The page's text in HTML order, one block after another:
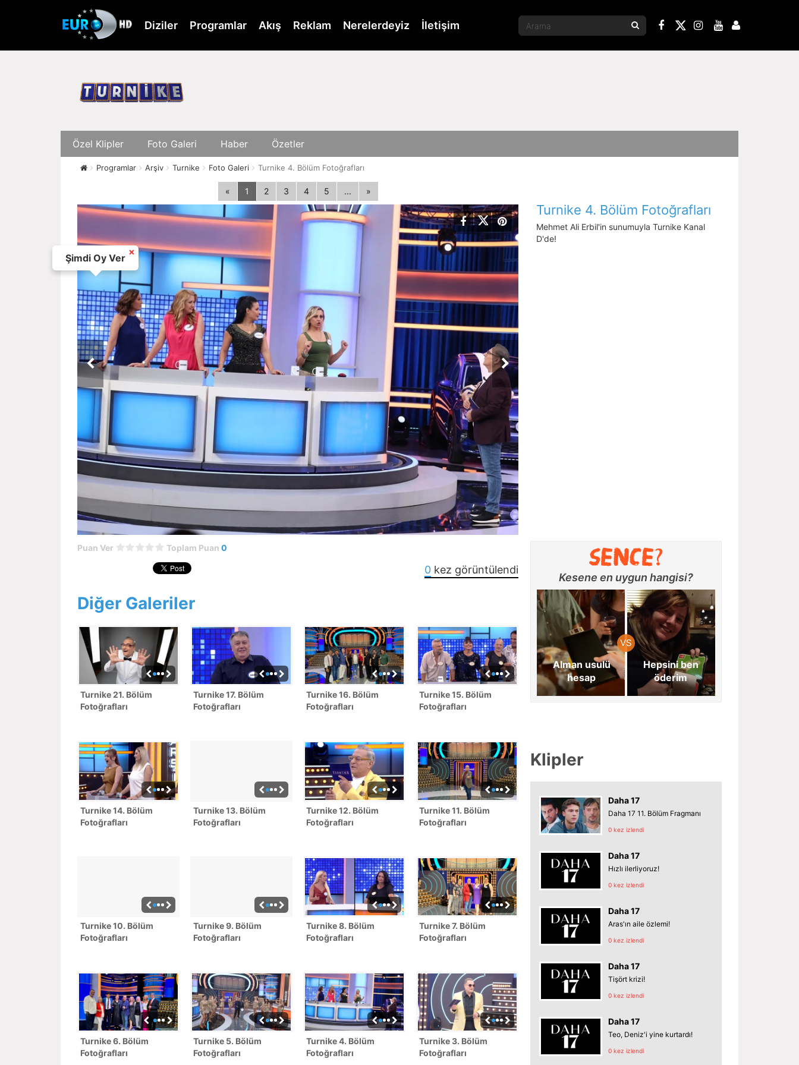
Diziler Programlar Akış Reklam Nerelerdeyiz İletişim
Özel Klipler Foto Galeri Haber Özetler
Programlar Arşiv Turnike Foto Galeri Turnike 4. Bölüm Fotoğrafları
« 1 2 3 4 5 ... »
Turnike 4. Bölüm Fotoğrafları
Mehmet Ali Erbil'in sunumuyla Turnike Kanal
D'de!
Puan Ver Toplam Puan 0
0 kez görüntülendi
Diğer Galeriler
Turnike 21. Bölüm
Fotoğrafları
Turnike 17. Bölüm
Fotoğrafları
Turnike 16. Bölüm
Fotoğrafları
Turnike 15. Bölüm
Fotoğrafları
Turnike 14. Bölüm
Fotoğrafları
Turnike 13. Bölüm
Fotoğrafları
Turnike 12. Bölüm
Fotoğrafları
Turnike 11. Bölüm
Fotoğrafları
Turnike 10. Bölüm
Fotoğrafları
Turnike 9. Bölüm
Fotoğrafları
Turnike 8. Bölüm
Fotoğrafları
Turnike 7. Bölüm
Fotoğrafları
Turnike 6. Bölüm
Fotoğrafları
Turnike 5. Bölüm
Fotoğrafları
Turnike 4. Bölüm
Fotoğrafları
Turnike 3. Bölüm
Fotoğrafları
Kesene en uygun hangisi?
Alman usulü
hesap
Hepsini ben
öderim
Klipler
Daha 17
Daha 17 11. Bölüm Fragmanı
0 kez izlendi
Daha 17
Hızlı ilerliyoruz!
0 kez izlendi
Daha 17
Aras'ın aile özlemi!
0 kez izlendi
Daha 17
Tişört krizi!
0 kez izlendi
Daha 17
Teo, Deniz'i yine kurtardı!
0 kez izlendi
Şimdi Oy Ver
×